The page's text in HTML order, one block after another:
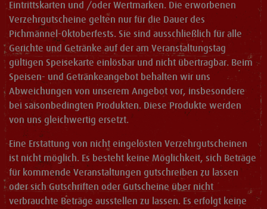
Eintrittskarten und /oder Wertmarken. Die erworbenen
Verzehrgutscheine gelten nur für die Dauer des
Pichmännel-Oktoberfests. Sie sind ausschließlich für alle
Gerichte und Getränke auf der am Veranstaltungstag
gültigen Speisekarte einlösbar und nicht übertragbar. Beim
Speisen- und Getränkeangebot behalten wir uns
Abweichungen von unserem Angebot vor, insbesondere
bei saisonbedingten Produkten. Diese Produkte werden
von uns gleichwertig ersetzt.
Eine Erstattung von nicht eingelösten Verzehrgutscheinen
ist nicht möglich. Es besteht keine Möglichkeit, sich Beträge
für kommende Veranstaltungen gutschreiben zu lassen
oder sich Gutschriften oder Gutscheine über nicht
verbrauchte Beträge ausstellen zu lassen. Es erfolgt keine